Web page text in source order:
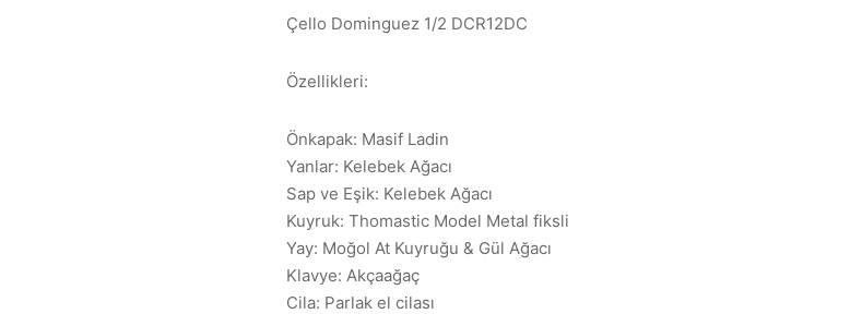
Çello Dominguez 1/2 DCR12DC
Özellikleri:
Önkapak: Masif Ladin
Yanlar: Kelebek Ağacı
Sap ve Eşik: Kelebek Ağacı
Kuyruk: Thomastic Model Metal fiksli
Yay: Moğol At Kuyruğu & Gül Ağacı
Klavye: Akçaağaç
Cila: Parlak el cilası